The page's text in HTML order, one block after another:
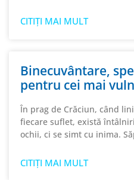
CITIȚI MAI MULT
Binecuvântare,
pentru cei mai
În prag de Crăciun, când
fiecare suflet, există
ochii, ci se simt cu inima.
CITIȚI MAI MULT